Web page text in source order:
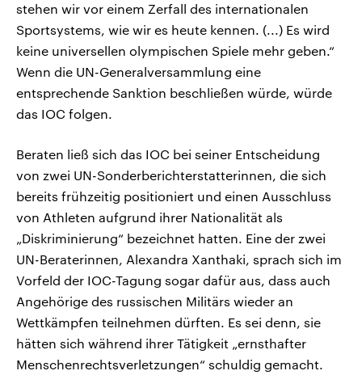
stehen wir vor einem Zerfall des internationalen
Sportsystems, wie wir es heute kennen. (...) Es wird
keine universellen olympischen Spiele mehr geben.“
Wenn die UN-Generalversammlung eine
entsprechende Sanktion beschließen würde, würde
das IOC folgen.
Beraten ließ sich das IOC bei seiner Entscheidung
von zwei UN-Sonderberichterstatterinnen, die sich
bereits frühzeitig positioniert und einen Ausschluss
von Athleten aufgrund ihrer Nationalität als
„Diskriminierung“ bezeichnet hatten. Eine der zwei
UN-Beraterinnen, Alexandra Xanthaki, sprach sich im
Vorfeld der IOC-Tagung sogar dafür aus, dass auch
Angehörige des russischen Militärs wieder an
Wettkämpfen teilnehmen dürften. Es sei denn, sie
hätten sich während ihrer Tätigkeit „ernsthafter
Menschenrechtsverletzungen“ schuldig gemacht.